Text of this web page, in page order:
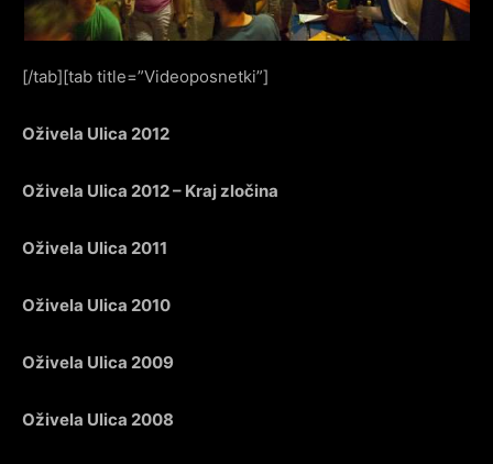
[/tab][tab title=”Videoposnetki”]
Oživela Ulica 2012
Oživela Ulica 2012 – Kraj zločina
Oživela Ulica 2011
Oživela Ulica 2010
Oživela Ulica 2009
Oživela Ulica 2008